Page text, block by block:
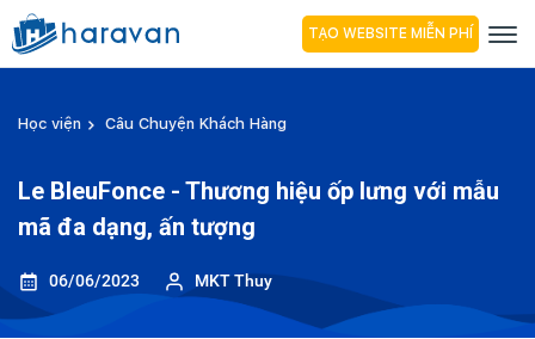
TẠO WEBSITE MIỄN PHÍ
Học viện Câu Chuyện Khách Hàng
Le BleuFonce - Thương hiệu ốp lưng với mẫu
mã đa dạng, ấn tượng
06/06/2023 MKT Thuy